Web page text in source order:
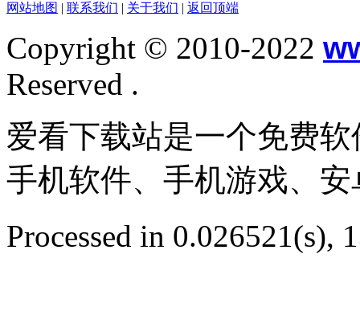
网站地图 | 联系我们 | 关于我们 | 返回顶端
Copyright © 2010-2022
Reserved .
爱看下载站是一个免费
手机软件、手机游戏、
Processed in 0.026521(s),